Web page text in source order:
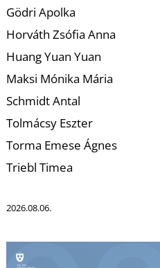
Gödri Apolka
Horváth Zsófia Anna
Huang Yuan Yuan
Maksi Mónika Mária
Schmidt Antal
Tolmácsy Eszter
Torma Emese Ágnes
Triebl Timea
2026.08.06.